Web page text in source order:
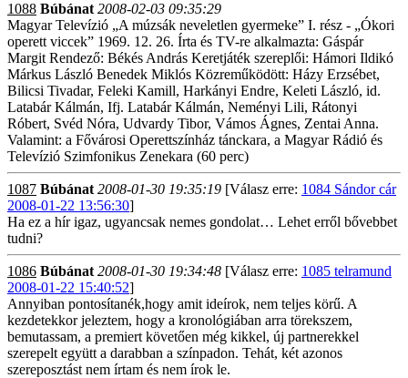
1088 Búbánat 2008-02-03 09:35:29
Magyar Televízió „A múzsák neveletlen gyermeke” I. rész - „Ókori
operett viccek” 1969. 12. 26. Írta és TV-re alkalmazta: Gáspár
Margit Rendező: Békés András Keretjáték szereplői: Hámori Ildikó
Márkus László Benedek Miklós Közreműködött: Házy Erzsébet,
Bilicsi Tivadar, Feleki Kamill, Harkányi Endre, Keleti László, id.
Latabár Kálmán, Ifj. Latabár Kálmán, Neményi Lili, Rátonyi
Róbert, Svéd Nóra, Udvardy Tibor, Vámos Ágnes, Zentai Anna.
Valamint: a Fővárosi Operettszínház tánckara, a Magyar Rádió és
Televízió Szimfonikus Zenekara (60 perc)
1087 Búbánat 2008-01-30 19:35:19 [Válasz erre: 1084 Sándor cár
2008-01-22 13:56:30]
Ha ez a hír igaz, ugyancsak nemes gondolat… Lehet erről bővebbet
tudni?
1086 Búbánat 2008-01-30 19:34:48 [Válasz erre: 1085 telramund
2008-01-22 15:40:52]
Annyiban pontosítanék,hogy amit ideírok, nem teljes körű. A
kezdetekkor jeleztem, hogy a kronológiában arra törekszem,
bemutassam, a premiert követően még kikkel, új partnerekkel
szerepelt együtt a darabban a színpadon. Tehát, két azonos
szereposztást nem írtam és nem írok le.